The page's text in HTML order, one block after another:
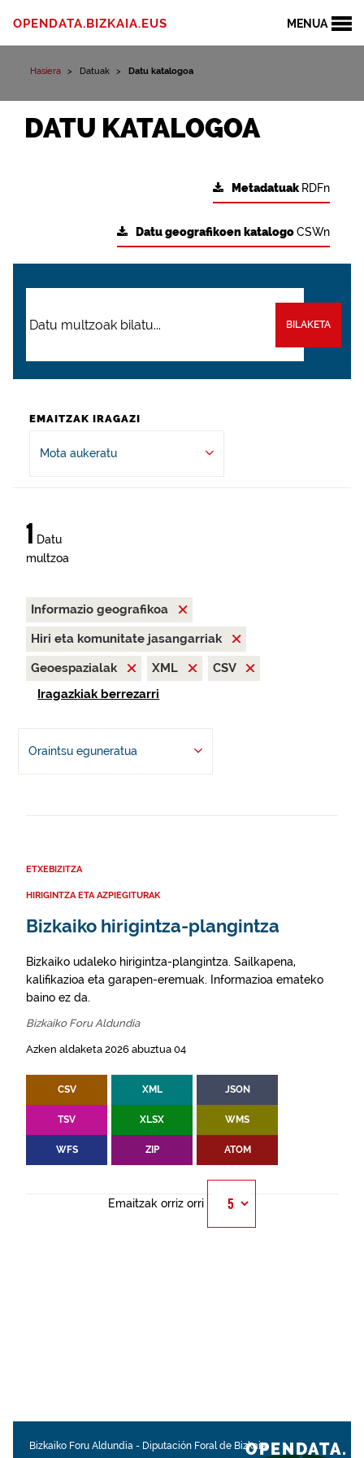
MENUA
OPENDATA.BIZKAIA.EUS
Hasiera Datuak Datu katalogoa
DATU KATALOGOA
Metadatuak RDFn
Datu geografikoen katalogoCSWn
BILAKETA
EMAITZAK IRAGAZI
Mota aukeratu
1 Datu
multzoa
Informazio geografikoa
Hiri eta komunitate jasangarriak
Geoespazialak
XML
CSV
Iragazkiak berrezarri
Oraintsu eguneratua
ETXEBIZITZA
HIRIGINTZA ETA AZPIEGITURAK
Bizkaiko hirigintza-plangintza
Bizkaiko udaleko hirigintza-plangintza. Sailkapena,
kalifikazioa eta garapen-eremuak. Informazioa emateko
baino ez da.
Bizkaiko Foru Aldundia
Azken aldaketa 2026 abuztua 04
CSV XML JSON
TSV XLSX WMS
WFS ZIP ATOM
Emaitzak orriz orri
Bizkaiko Foru Aldundia - Diputación Foral de BizkaiaOPENDATA.